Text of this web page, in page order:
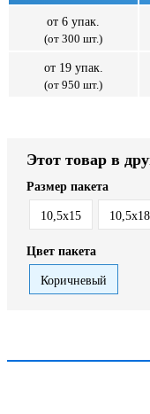
от 6 упак.
(от 300 шт.)
от 19 упак.
(от 950 шт.)
Этот товар в
Размер пакета
10,5х15
Цвет пакета
Коричневый